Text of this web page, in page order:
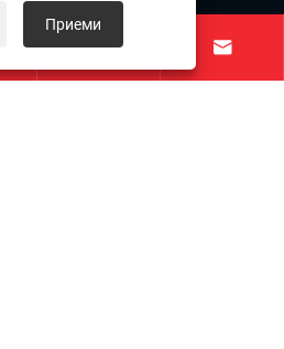
 
Приеми